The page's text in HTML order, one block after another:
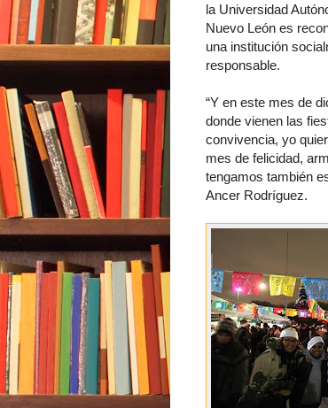
la Universidad
Nuevo León es
una institución
responsable.
“Y en este mes de
donde vienen las
convivencia, yo
mes de felicidad,
tengamos también
Ancer Rodríguez.